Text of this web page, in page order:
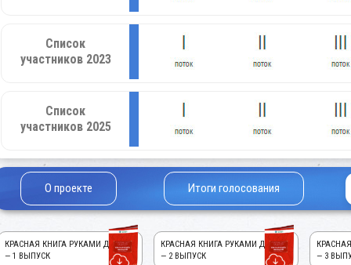
Список
участников 2023
Список
участников 2025
О проекте Итоги голосования
КРАСНАЯ КНИГА РУКАМИ ДЕТЕЙ!
— 1 ВЫПУСК
КРАСНАЯ КНИГА РУКАМИ ДЕТЕЙ!
— 2 ВЫПУСК
— 3